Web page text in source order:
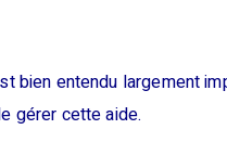
bien entendu largement
gérer cette aide.